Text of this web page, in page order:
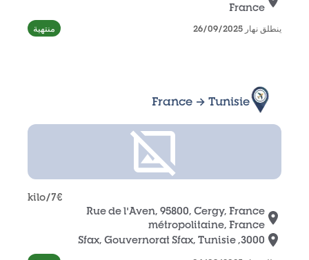
France
ينطلق نهار 26/09/2025 منتهية
France → Tunisie
7€
/kilo
Rue de l'Aven, 95800, Cergy, France
métropolitaine, France
3000, Sfax, Gouvernorat Sfax, Tunisie